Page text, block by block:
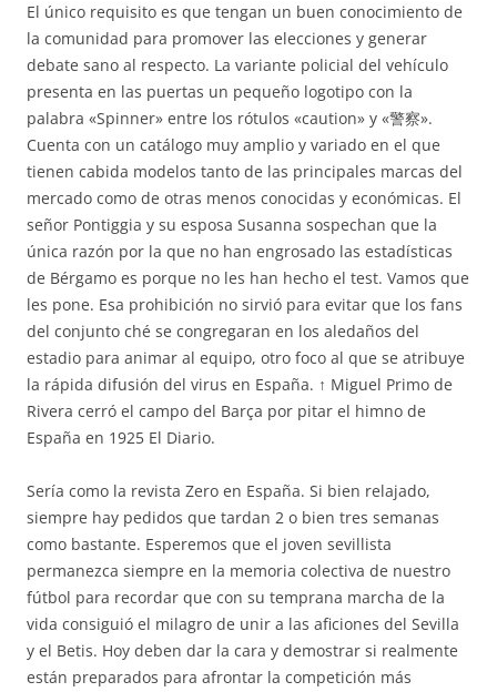
El único requisito es que tengan un buen conocimiento de
la comunidad para promover las elecciones y generar
debate sano al respecto. La variante policial del vehículo
presenta en las puertas un pequeño logotipo con la
palabra «Spinner» entre los rótulos «caution» y «警察».
Cuenta con un catálogo muy amplio y variado en el que
tienen cabida modelos tanto de las principales marcas del
mercado como de otras menos conocidas y económicas. El
señor Pontiggia y su esposa Susanna sospechan que la
única razón por la que no han engrosado las estadísticas
de Bérgamo es porque no les han hecho el test. Vamos que
les pone. Esa prohibición no sirvió para evitar que los fans
del conjunto ché se congregaran en los aledaños del
estadio para animar al equipo, otro foco al que se atribuye
la rápida difusión del virus en España. ↑ Miguel Primo de
Rivera cerró el campo del Barça por pitar el himno de
España en 1925 El Diario.
Sería como la revista Zero en España. Si bien relajado,
siempre hay pedidos que tardan 2 o bien tres semanas
como bastante. Esperemos que el joven sevillista
permanezca siempre en la memoria colectiva de nuestro
fútbol para recordar que con su temprana marcha de la
vida consiguió el milagro de unir a las aficiones del Sevilla
y el Betis. Hoy deben dar la cara y demostrar si realmente
están preparados para afrontar la competición más